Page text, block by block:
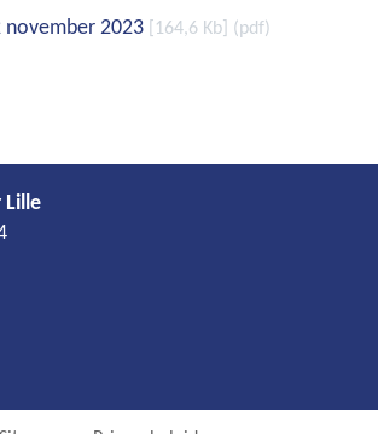
november 2023 164,6 Kb pdf
Lille